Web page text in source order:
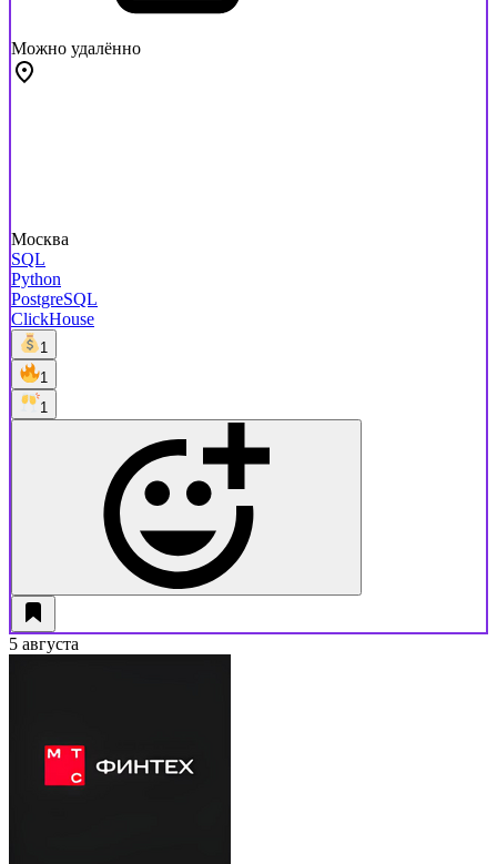
Можно удалённо
Москва
SQL
Python
PostgreSQL
ClickHouse
1
1
1
5 августа